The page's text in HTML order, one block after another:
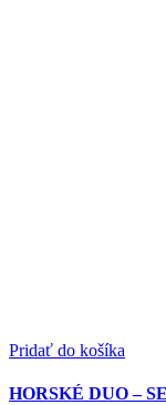
Pridať do košíka
HORSKÉ DUO –